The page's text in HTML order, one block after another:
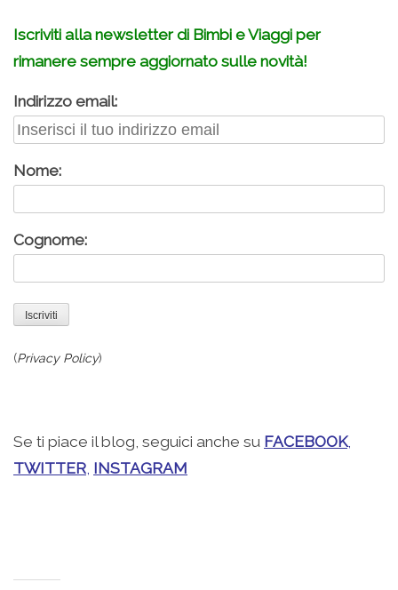
Iscriviti alla newsletter di Bimbi e Viaggi per
rimanere sempre aggiornato sulle novità!
Indirizzo email:
Nome:
Cognome:
(Privacy Policy)
Se ti piace il blog, seguici anche su FACEBOOK,
TWITTER, INSTAGRAM